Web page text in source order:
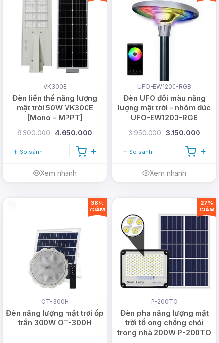
VK300E
Đèn liền thể năng lượng
mặt trời 50W VK300E
[Mono - MPPT]
6.300.000 4.650.000
So sánh
Xem nhanh
UFO-EW1200-RGB
Đèn UFO đổi màu năng
lượng mặt trời - nhôm đúc
UFO-EW1200-RGB
3.950.000 3.150.000
So sánh
Xem nhanh
OT-300H
Đèn năng lượng mặt trời ốp
trần 300W OT-300H
38%
GIẢM
P-200TO
Đèn pha năng lượng mặt
trời tổ ong chống chói
trong nhà 200W P-200TO
27%
GIẢM